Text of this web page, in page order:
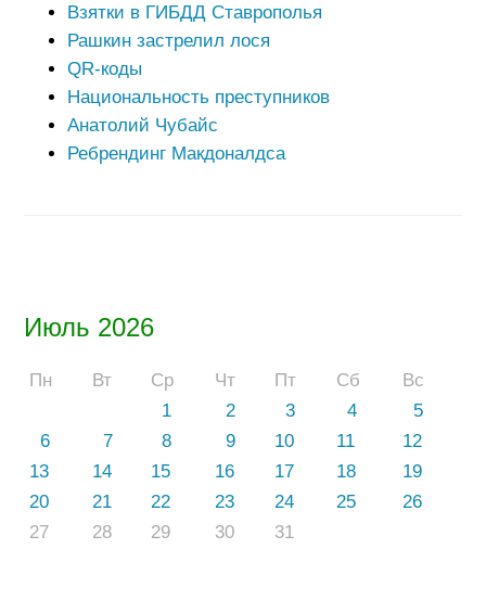
Июль 2026
Пн Вт Ср Чт Пт Сб
Вс
1
2 3 4
5
6
7 8 9 10 11
12
13
14 15 16 17 18
19
20
21 22 23 24 25
26
27
28 29 30 31
Взятки в ГИБДД Ставрополья
Рашкин застрелил лося
QR-коды
Национальность преступников
Анатолий Чубайс
Ребрендинг Макдоналдса